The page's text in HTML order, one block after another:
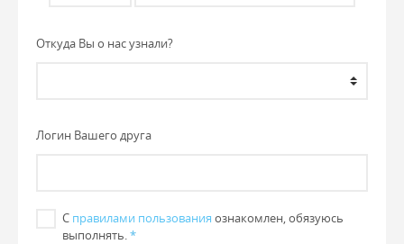
Откуда Вы о нас узнали?
Логин Вашего друга
С правилами пользования ознакомлен, обязуюсь
выполнять.*